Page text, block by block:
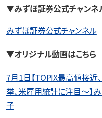
▼みずほ証券公式チャンネ
みずほ証券公式チャンネル
▼オリジナル動画はこちら
7月1日【TOPIX最高値接近
挙、米雇用統計に注目～】
子